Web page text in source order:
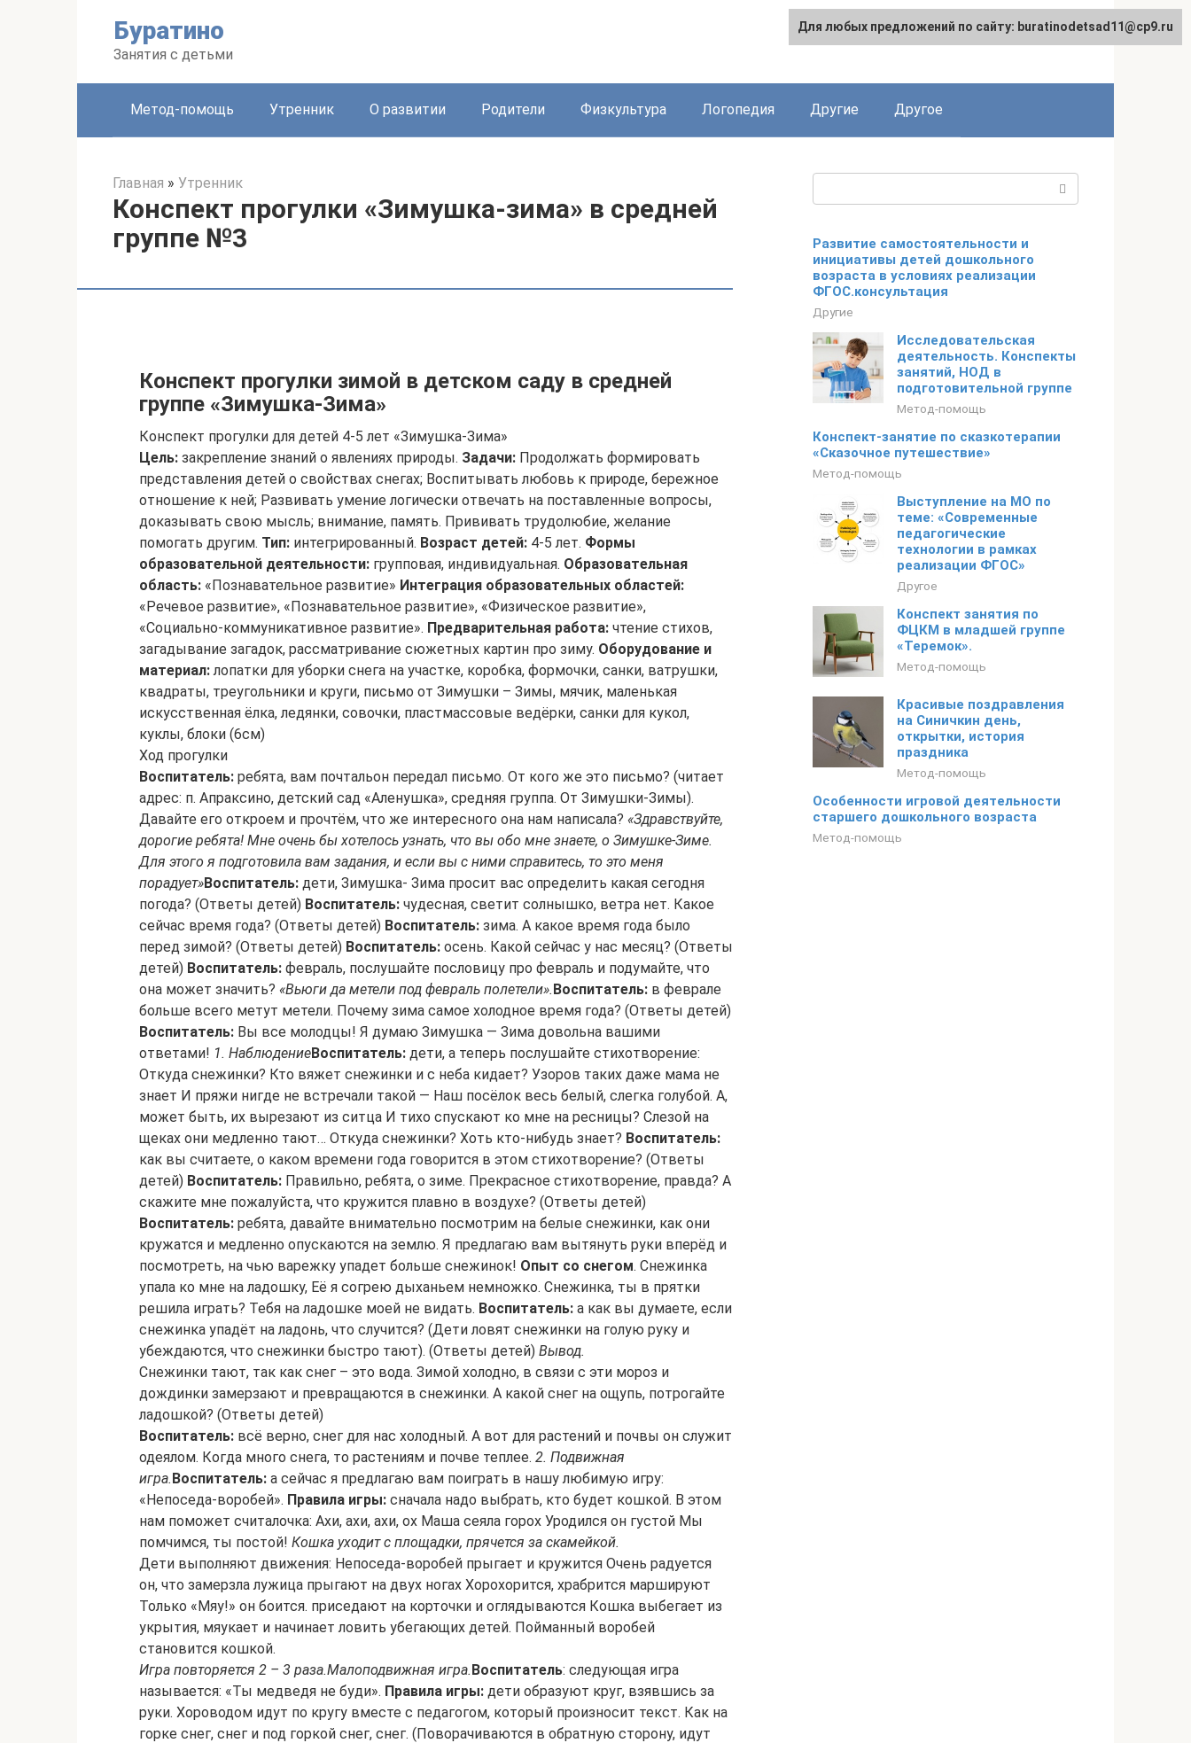
Буратино
Занятия с детьми
Метод-помощь Утренник О развитии Родители Физкультура Логопедия Другие Другое
Главная » Утренник
Конспект прогулки «Зимушка-зима» в средней
группе №3
Конспект прогулки зимой в детском саду в средней
группе «Зимушка-Зима»
Конспект прогулки для детей 4-5 лет «Зимушка-Зима»
Цель: закрепление знаний о явлениях природы. Задачи: Продолжать формировать
представления детей о свойствах снегах; Воспитывать любовь к природе, бережное
отношение к ней; Развивать умение логически отвечать на поставленные вопросы,
доказывать свою мысль; внимание, память. Прививать трудолюбие, желание
помогать другим. Тип: интегрированный. Возраст детей: 4-5 лет. Формы
образовательной деятельности: групповая, индивидуальная. Образовательная
область: «Познавательное развитие» Интеграция образовательных областей:
«Речевое развитие», «Познавательное развитие», «Физическое развитие»,
«Социально-коммуникативное развитие». Предварительная работа: чтение стихов,
загадывание загадок, рассматривание сюжетных картин про зиму. Оборудование и
материал:лопатки для уборки снега на участке, коробка, формочки, санки, ватрушки,
квадраты, треугольники и круги, письмо от Зимушки – Зимы, мячик, маленькая
искусственная ёлка, ледянки, совочки, пластмассовые ведёрки, санки для кукол,
куклы, блоки (6см)
Ход прогулки
Воспитатель: ребята, вам почтальон передал письмо. От кого же это письмо? (читает
адрес: п. Апраксино, детский сад «Аленушка», средняя группа. От Зимушки-Зимы).
Давайте его откроем и прочтём, что же интересного она нам написала? «Здравствуйте,
дорогие ребята! Мне очень бы хотелось узнать, что вы обо мне знаете, о Зимушке-Зиме.
Для этого я подготовила вам задания, и если вы с ними справитесь, то это меня
порадует»Воспитатель: дети, Зимушка- Зима просит вас определить какая сегодня
погода? (Ответы детей) Воспитатель: чудесная, светит солнышко, ветра нет. Какое
сейчас время года? (Ответы детей) Воспитатель: зима. А какое время года было
перед зимой? (Ответы детей) Воспитатель: осень. Какой сейчас у нас месяц? (Ответы
детей) Воспитатель: февраль, послушайте пословицу про февраль и подумайте, что
она может значить? «Вьюги да метели под февраль полетели».Воспитатель: в феврале
больше всего метут метели. Почему зима самое холодное время года? (Ответы детей)
Воспитатель: Вы все молодцы! Я думаю Зимушка — Зима довольна вашими
ответами! 1. НаблюдениеВоспитатель: дети, а теперь послушайте стихотворение:
Откуда снежинки? Кто вяжет снежинки и с неба кидает? Узоров таких даже мама не
знает И пряжи нигде не встречали такой — Наш посёлок весь белый, слегка голубой. А,
может быть, их вырезают из ситца И тихо спускают ко мне на ресницы? Слезой на
щеках они медленно тают… Откуда снежинки? Хоть кто-нибудь знает? Воспитатель:
как вы считаете, о каком времени года говорится в этом стихотворение? (Ответы
детей) Воспитатель: Правильно, ребята, о зиме. Прекрасное стихотворение, правда? А
скажите мне пожалуйста, что кружится плавно в воздухе? (Ответы детей)
Воспитатель: ребята, давайте внимательно посмотрим на белые снежинки, как они
кружатся и медленно опускаются на землю. Я предлагаю вам вытянуть руки вперёд и
посмотреть, на чью варежку упадет больше снежинок! Опыт со снегом. Снежинка
упала ко мне на ладошку, Её я согрею дыханьем немножко. Снежинка, ты в прятки
решила играть? Тебя на ладошке моей не видать. Воспитатель: а как вы думаете, если
снежинка упадёт на ладонь, что случится? (Дети ловят снежинки на голую руку и
убеждаются, что снежинки быстро тают). (Ответы детей) Вывод.
Снежинки тают, так как снег – это вода. Зимой холодно, в связи с эти мороз и
дождинки замерзают и превращаются в снежинки. А какой снег на ощупь, потрогайте
ладошкой? (Ответы детей)
Воспитатель: всё верно, снег для нас холодный. А вот для растений и почвы он служит
одеялом. Когда много снега, то растениям и почве теплее. 2. Подвижная
игра.Воспитатель: а сейчас я предлагаю вам поиграть в нашу любимую игру:
«Непоседа-воробей». Правила игры: сначала надо выбрать, кто будет кошкой. В этом
нам поможет считалочка: Ахи, ахи, ахи, ох Маша сеяла горох Уродился он густой Мы
помчимся, ты постой! Кошка уходит с площадки, прячется за скамейкой.
Дети выполняют движения: Непоседа-воробей прыгает и кружится Очень радуется
он, что замерзла лужица прыгают на двух ногах Хорохорится, храбрится маршируют
Только «Мяу!» он боится. приседают на корточки и оглядываются Кошка выбегает из
укрытия, мяукает и начинает ловить убегающих детей. Пойманный воробей
становится кошкой.
Игра повторяется 2 – 3 раза.Малоподвижная игра.Воспитатель: следующая игра
называется: «Ты медведя не буди». Правила игры: дети образуют круг, взявшись за
руки. Хороводом идут по кругу вместе с педагогом, который произносит текст. Как на
горке снег, снег и под горкой снег, снег. (Поворачиваются в обратную сторону, идут
Развитие самостоятельности и
инициативы детей дошкольного
возраста в условиях реализации
ФГОС.консультация
Другие
Исследовательская
деятельность. Конспекты
занятий, НОД в
подготовительной группе
Метод-помощь
Конспект-занятие по сказкотерапии
«Сказочное путешествие»
Метод-помощь
Выступление на МО по
теме: «Современные
педагогические
технологии в рамках
реализации ФГОС»
Другое
Конспект занятия по
ФЦКМ в младшей группе
«Теремок».
Метод-помощь
Красивые поздравления
на Синичкин день,
открытки, история
праздника
Метод-помощь
Особенности игровой деятельности
старшего дошкольного возраста
Метод-помощь
Для любых предложений по сайту: buratinodetsad11@cp9.ru